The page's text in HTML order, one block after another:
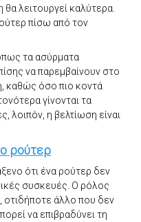
λειτουργεί καλύτερα.
πίσω από τον
τα ασύρματα
να παρεμβαίνουν στο
καθώς όσο πιο κοντά
γίνονται τα
λοιπόν, η βελτίωση είναι
ρούτερ
ότι ένα ρούτερ δεν
συσκευές. Ο ρόλος
οτιδήποτε άλλο που δεν
να επιβραδύνει τη